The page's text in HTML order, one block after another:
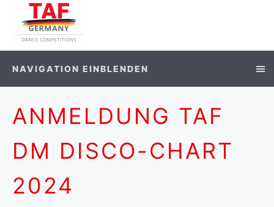
NAVIGATION EINBLENDEN
ANMELDUNG TAF
DM DISCO-CHART
2024